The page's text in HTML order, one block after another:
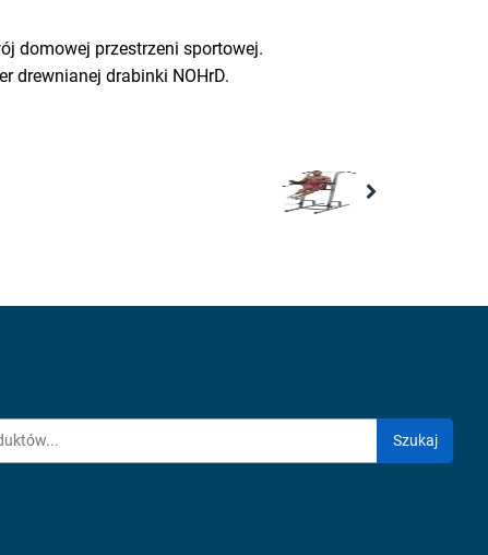
domowej przestrzeni sportowej.
drewnianej drabinki NOHrD.
Szukaj